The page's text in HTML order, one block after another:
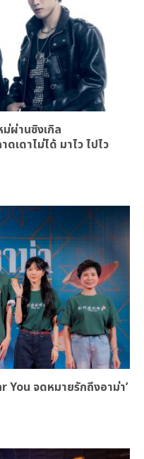
ม่ผ่านซิงเกิล
เดาไม่ได้ มาไว ไปไว
You จดหมายรักถึงอาม่า’